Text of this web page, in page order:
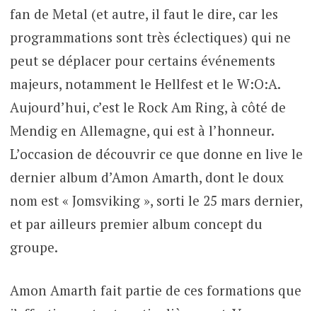
fan de Metal (et autre, il faut le dire, car les
programmations sont très éclectiques) qui ne
peut se déplacer pour certains événements
majeurs, notamment le Hellfest et le W:O:A.
Aujourd’hui, c’est le Rock Am Ring, à côté de
Mendig en Allemagne, qui est à l’honneur.
L’occasion de découvrir ce que donne en live le
dernier album d’Amon Amarth, dont le doux
nom est « Jomsviking », sorti le 25 mars dernier,
et par ailleurs premier album concept du
groupe.
Amon Amarth fait partie de ces formations que